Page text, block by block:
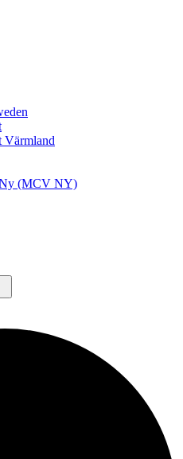
Värmland
(MCV NY)